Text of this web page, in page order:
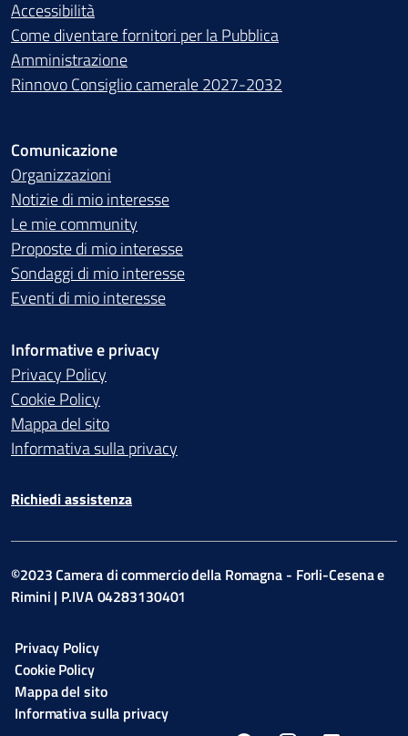
Accessibilità
Come diventare fornitori per la Pubblica
Amministrazione
Rinnovo Consiglio camerale 2027-2032
Comunicazione
Organizzazioni
Notizie di mio interesse
Le mie community
Proposte di mio interesse
Sondaggi di mio interesse
Eventi di mio interesse
Informative e privacy
Privacy Policy
Cookie Policy
Mappa del sito
Informativa sulla privacy
Richiedi assistenza
©2023 Camera di commercio della Romagna - Forli-Cesena e
Rimini | P.IVA 04283130401
Privacy Policy
Cookie Policy
Mappa del sito
Informativa sulla privacy